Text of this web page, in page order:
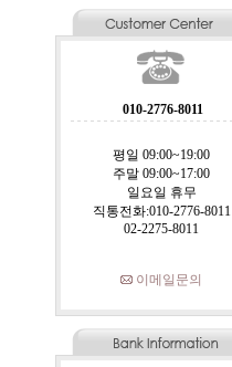
010-2776-8011
평일 09:00~19:00
주말 09:00~17:00
일요일 휴무
직통전화:010-2776-8011
02-2275-8011
이메일문의